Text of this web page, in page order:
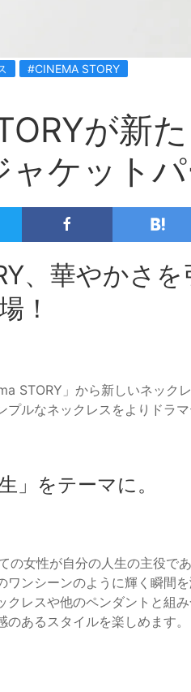
#CINEMA STORY
が新
ャケット
、華やかさ
！
STORY」から新しいネック
プルなネックレスをよりドラ
」をテーマに。
の女性が自分の人生の主役で
ワンシーンのように輝く瞬間
クレスや他のペンダントと組
あるスタイルを楽しめます。